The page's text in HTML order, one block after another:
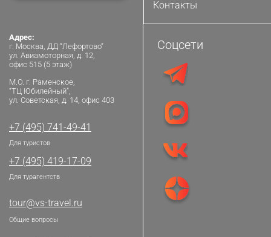
Контакты
Адрес:
г. Москва, ДД “Лефортово”
ул. Авиамоторная, д. 12,
офис 515 (5 этаж)
М.О. г. Раменское,
“ТЦ Юбилейный”,
ул. Советская, д. 14, офис 403
+7 (495) 741-49-41
Для туристов
+7 (495) 419-17-09
Для турагентств
tour@vs-travel.ru
Общие вопросы
Соцсети